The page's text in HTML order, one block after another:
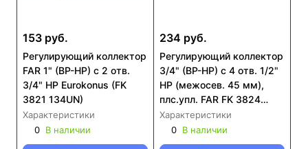
153 руб.
Регулирующий коллектор
FAR 1" (ВР-НР) с 2 отв.
3/4" НР Eurokonus (FK
3821 134UN)
Характеристики
0 В наличии
234 руб.
Регулирующий коллектор
3/4" (ВР-НР) с 4 отв. 1/2"
НР (межосев. 45 мм),
плс.упл. FAR FK 3824
3412TP
Характеристики
0 В наличии